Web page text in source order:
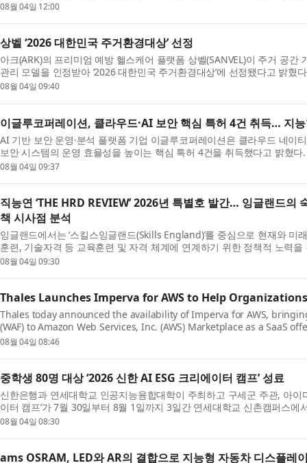
08월 04일 12:00
상벨 ‘2026 대한민국 주거환경대상’ 선정
아크(ARK)의 프리미엄 예방 헬스케어 플랫폼 상벨(SANVEL)이 주거 공
관리 모델을 인정받아 ‘2026 대한민국 주거환경대상’에 선정됐다고 밝혔
08월 04일 09:40
이글루코퍼레이션, 클라우드·AI 보안 핵심 특허 4건 취득… 지
AI 기반 보안 운영·분석 플랫폼 기업 이글루코퍼레이션은 클라우드 네이
보안 시스템의 운영 효율성을 높이는 핵심 특허 4건을 취득했다고 밝혔
08월 04일 09:37
직능연 ‘THE HRD REVIEW’ 2026년 특별호 발간… 잉글랜드
책 시사점 분석
잉글랜드에서는 ‘스킬스잉글랜드(Skills England)’를 중심으로 현재와
훈련, 기술자격 등 교육훈련 및 자격 체계에 연계하기 위한 정책적 노력
08월 04일 09:30
Thales Launches Imperva for AWS to Help
Thales today announced the availability of Imperva for AWS,
(WAF) to Amazon Web Services, Inc. (AWS) Marketplace as a SaaS
08월 04일 08:46
중학생 80명 대상 ‘2026 신한 AI ESG 크리에이터 캠프’ 성료
신한은행과 연세대학교 인공지능융합대학이 주최하고 구세군 주관, 아
이터 캠프’가 7월 30일부터 8월 1일까지 3일간 연세대학교 신촌캠퍼스에
08월 04일 08:30
ams OSRAM, LED와 AR의 결합으로 지능형 자동차 디스플레